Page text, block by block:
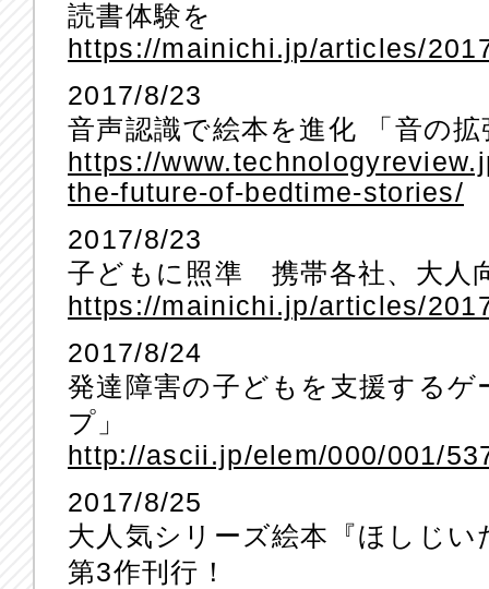
読書体験を
https://mainichi.jp/articles/
2017/8/23
音声認識で絵本を進化 「音の
https://
the-future-of-bedtime-stories/
2017/8/23
子どもに照準 携帯各社、大人
https://mainichi.jp/articles/
2017/8/24
発達障害の子どもを支援する
プ」
http://ascii.jp/elem/000/001/
2017/8/25
大人気シリーズ絵本『ほしじ
第3作刊行！